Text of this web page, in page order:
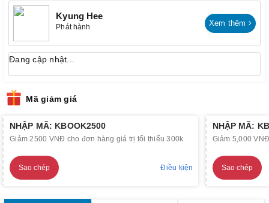
Kyung Hee
Phát hành Xem thêm
Đang cập nhật...
Mã giảm giá
NHẬP MÃ: KBOOK2500
Giảm 2500 VNĐ cho đơn hàng giá trị tối thiểu 300k
Sao chép Điều kiện
NHẬP MÃ:
Giảm 5,000
Sao chép